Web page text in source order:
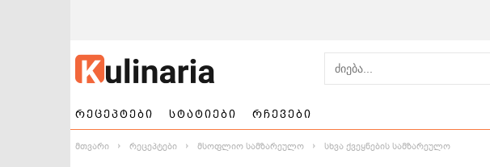
რეცეპტები სტატიები რჩევები
მთვარი რეცეპტები მსოფლიო სამზარეულო სხვა ქვეყნების სამზარეულო